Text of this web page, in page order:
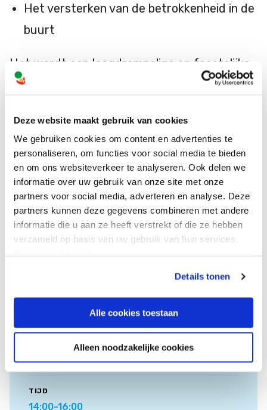
Deze website maakt gebruik van cookies
We gebruiken cookies om content en advertenties te
personaliseren, om functies voor social media te bieden
en om ons websiteverkeer te analyseren. Ook delen we
informatie over uw gebruik van onze site met onze
partners voor social media, adverteren en analyse. Deze
partners kunnen deze gegevens combineren met andere
informatie die u aan ze heeft verstrekt of die ze hebben
verzameld op basis van uw gebruik van hun services.
Details tonen
Alle cookies toestaan
Alleen noodzakelijke cookies
Het versterken van de betrokkenheid in de
buurt
Het wordt een laagdrempelige en feestelijke
buitenactiviteit die laat zien dat samen
Kom jij ook?
We kijken ernaar uit om met alle kinderen en
ouders een fantastische, inclusieve middag
te beleven. Tot 11 april in Goirle!
Details
TIJD
14:00-16:00